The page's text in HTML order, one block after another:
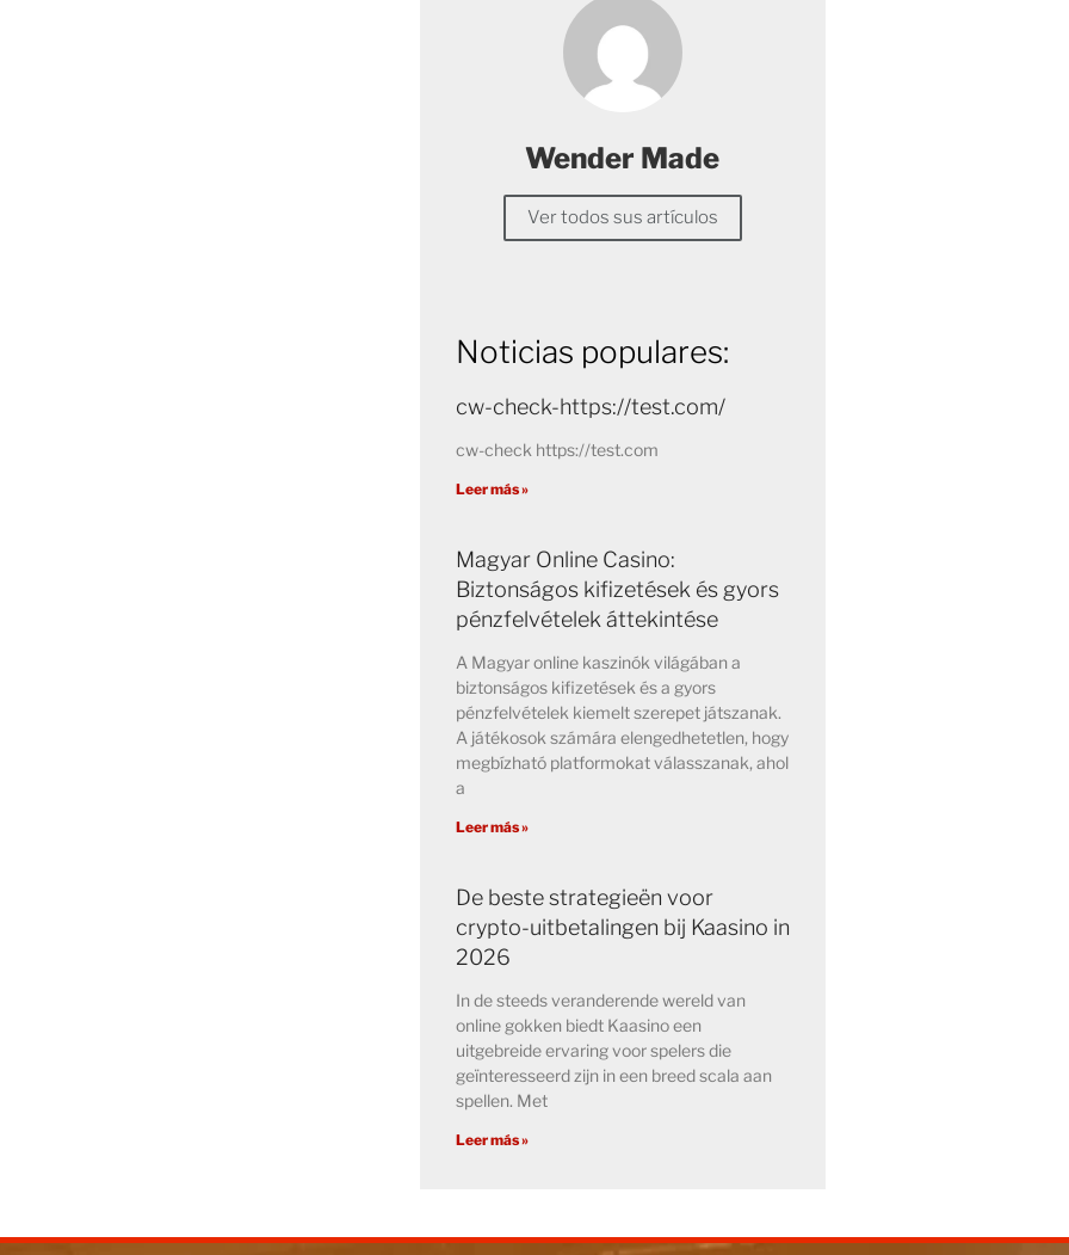
Wender Made
Ver todos sus artículos
Noticias populares:
cw-check-https://test.com/
cw-check https://test.com
Leer más »
Magyar Online Casino:
Biztonságos kifizetések és gyors
pénzfelvételek áttekintése
A Magyar online kaszinók világában a
biztonságos kifizetések és a gyors
pénzfelvételek kiemelt szerepet játszanak.
A játékosok számára elengedhetetlen, hogy
megbízható platformokat válasszanak, ahol
a
Leer más »
De beste strategieën voor
crypto-uitbetalingen bij Kaasino in
2026
In de steeds veranderende wereld van
online gokken biedt Kaasino een
uitgebreide ervaring voor spelers die
geïnteresseerd zijn in een breed scala aan
spellen. Met
Leer más »